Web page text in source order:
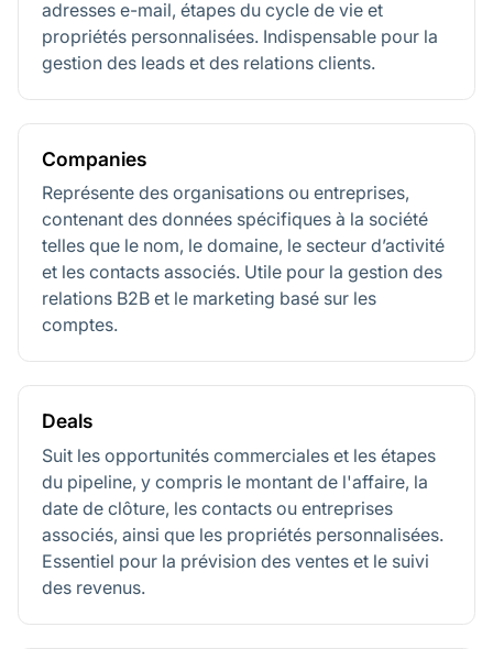
adresses e-mail, étapes du cycle de vie et
propriétés personnalisées. Indispensable pour la
gestion des leads et des relations clients.
Companies
Représente des organisations ou entreprises,
contenant des données spécifiques à la société
telles que le nom, le domaine, le secteur d’activité
et les contacts associés. Utile pour la gestion des
relations B2B et le marketing basé sur les
comptes.
Deals
Suit les opportunités commerciales et les étapes
du pipeline, y compris le montant de l'affaire, la
date de clôture, les contacts ou entreprises
associés, ainsi que les propriétés personnalisées.
Essentiel pour la prévision des ventes et le suivi
des revenus.